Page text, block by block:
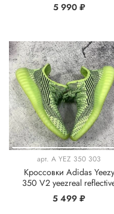
5 990 ₽
арт. A YEZ 350 303
Кроссовки Adidas Yeezy
350 V2 yeezreal
5 499 ₽